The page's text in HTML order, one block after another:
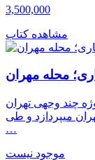
3,500,000
مشاهده کتاب
محله مهران
چند وجهی تهران
میپردازد و طی
…
موجود نیست